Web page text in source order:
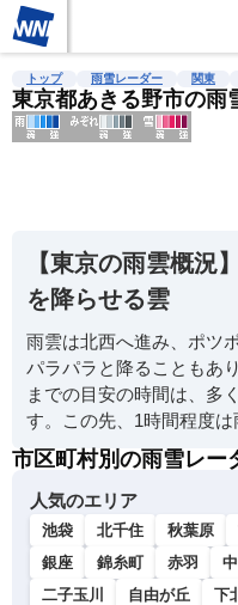
雨雲レーダー 台風情報
トップ 雨雪レーダー 関東
東京都あきる野市の雨
【東京の雨雲概況
を降らせる雲
雨雲は北西へ進み、ポツ
パラパラと降ることもあ
までの目安の時間は、多
す。この先、1時間程度は
市区町村別の雨雪レー
人気のエリア
池袋 北千住 秋葉原
銀座
錦糸町 赤羽
二子玉川
自由が丘 下